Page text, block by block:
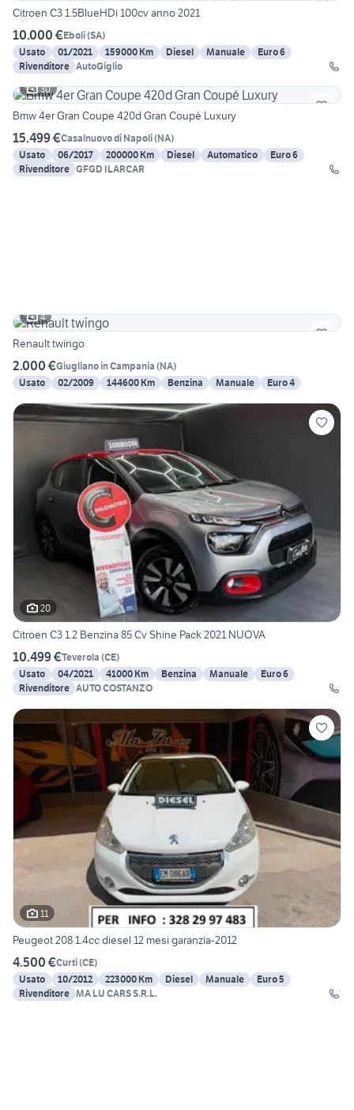
Citroen C3 1.5BlueHDi 100cv anno 2021
10.000 €Eboli(SA)
Usato
01/2021 159000 Km Diesel Manuale
Euro 6
Rivenditore AutoGiglio
30
Bmw 4er Gran Coupe 420d Gran Coupé Luxury
15.499 €Casalnuovo di Napoli(NA)
Usato
06/2017 200000 Km Diesel Automatico
Euro 6
Rivenditore GFGD ILARCAR
4
Renault twingo
2.000 €Giugliano in Campania (NA)
Usato
02/2009 144600 Km Benzina Manuale Euro 4
20
Citroen C3 1.2 Benzina 85 Cv Shine Pack 2021 NUOVA
10.499 €Teverola (CE)
Usato
04/2021 41000 Km Benzina Manuale
Euro 6
Rivenditore AUTO COSTANZO
11
Peugeot 208 1.4cc diesel 12 mesi garanzia-2012
4.500 €Curti(CE)
Usato
10/2012 223000 Km Diesel Manuale
Euro 5
Rivenditore MA LU CARS S.R.L.